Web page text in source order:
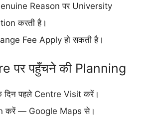
Reason पर University
करती है।
Fee Apply हो सकती है।
पर पहुँचने की Planning
दिन पहले Centre Visit करें।
करें — Google Maps से।